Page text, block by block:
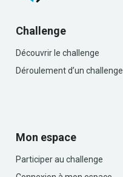
Challenge
Découvrir le challenge
Déroulement d’un challenge
Mon espace
Participer au challenge